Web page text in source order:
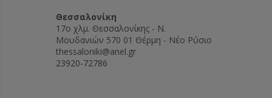
Θεσσαλονίκη
17ο χλμ. Θεσσαλονίκης - Ν.
Μουδανιών 570 01 Θέρμη - Νέο Ρύσιο
thessaloniki@anel.gr
23920-72786